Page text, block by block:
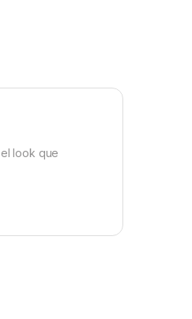
look que